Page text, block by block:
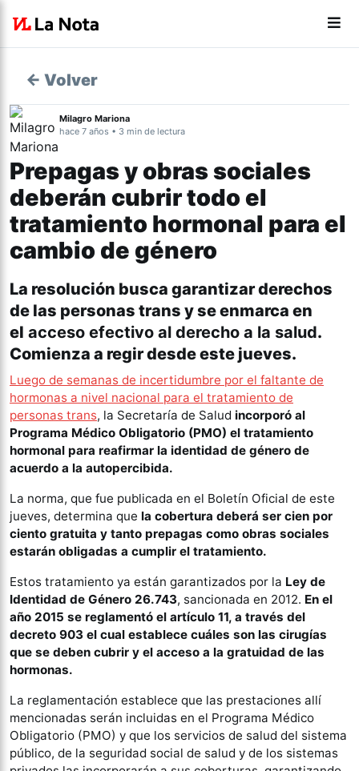
← Volver
Milagro Mariona
hace 7 años • 3 min de lectura
Prepagas y obras sociales
deberán cubrir todo el
tratamiento hormonal para el
cambio de género
La resolución busca garantizar derechos
de las personas trans y se enmarca en
el acceso efectivo al derecho a la salud.
Comienza a regir desde este jueves.
Luego de semanas de incertidumbre por el faltante de
hormonas a nivel nacional para el tratamiento de
personas trans, la Secretaría de Salud incorporó al
Programa Médico Obligatorio (PMO) el tratamiento
hormonal para reafirmar la identidad de género de
acuerdo a la autopercibida.
La norma, que fue publicada en el Boletín Oficial de este
jueves, determina que la cobertura deberá ser cien por
ciento gratuita y tanto prepagas como obras sociales
estarán obligadas a cumplir el tratamiento.
Estos tratamiento ya están garantizados por la Ley de
Identidad de Género 26.743, sancionada en 2012. En el
año 2015 se reglamentó el artículo 11, a través del
decreto 903 el cual establece cuáles son las cirugías
que se deben cubrir y el acceso a la gratuidad de las
hormonas.
La reglamentación establece que las prestaciones allí
mencionadas serán incluidas en el Programa Médico
Obligatorio (PMO) y que los servicios de salud del sistema
público, de la seguridad social de salud y de los sistemas